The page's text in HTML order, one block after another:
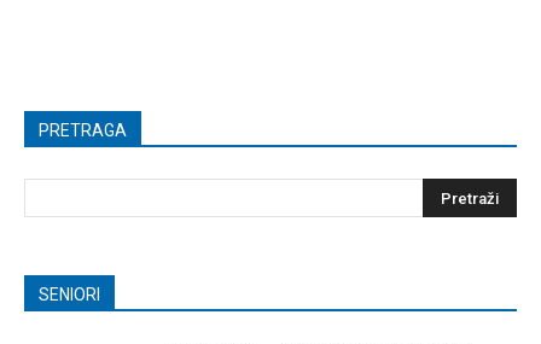
PRETRAGA
SENIORI